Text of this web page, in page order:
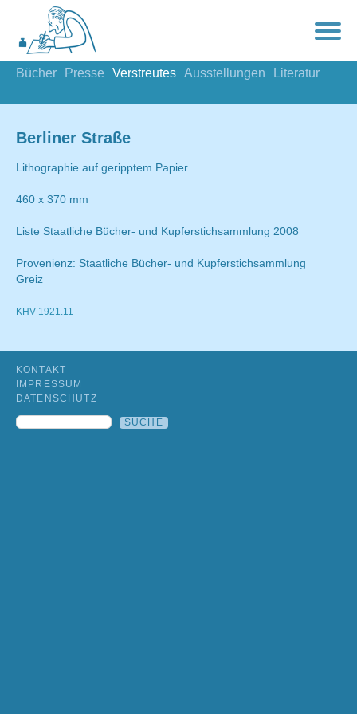
Bücher Presse Verstreutes Ausstellungen Literatur
Berliner Straße
Lithographie auf geripptem Papier
460 x 370 mm
Liste Staatliche Bücher- und Kupferstichsammlung 2008
Provenienz: Staatliche Bücher- und Kupferstichsammlung
Greiz
KHV 1921.11
KONTAKT
IMPRESSUM
DATENSCHUTZ